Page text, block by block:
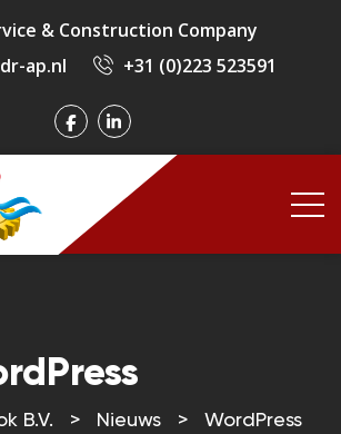
& Construction Company
ap.nl
+31 (0)223 523591
B.V. > Nieuws > WordPress